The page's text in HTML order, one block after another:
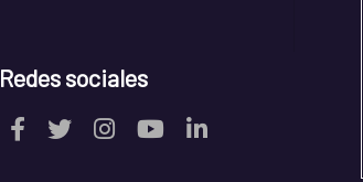
Redes sociales